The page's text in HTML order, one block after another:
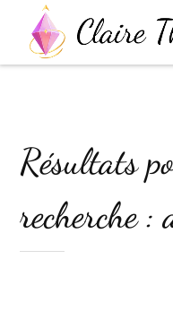
Résultats
recherche :